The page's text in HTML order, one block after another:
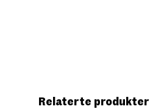
Relaterte produkter